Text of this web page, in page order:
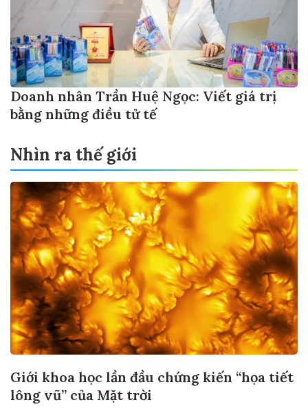
Doanh nhân Trần Huệ Ngọc: Viết giá trị
bằng những điều tử tế
Nhìn ra thế giới
Giới khoa học lần đầu chứng kiến “họa tiết
lông vũ” của Mặt trời